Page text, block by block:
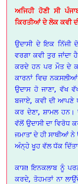
ਅਜਿਹੀ ਹੋਣੀ ਸੀ
ਕਿਰਤੀਆਂ ਦੇ ਲੋਕ ਕਵੀ
ਉਦਾਸੀ ਦੇ ਇਕ ਨਿੱਜੀ
ਵਰਗਾ ਕਵੀ ਤੁਰ ਜਾਂਦਾ
ਕਰਦੇ ਹਨ ਪਰ ਮੌਤ ਦੇ
ਕਾਰਨਾਂ ਵਿਚ
ਉਦਾਸ ਹੋ ਜਾਣਾ, ਵੱਖ
ਬਜਾਏ, ਕਵੀ ਦੀ ਆਪਣੇ
ਕਰ ਦੇਣਾ, ਸ਼ਾਮਲ ਹਨ।
ਵੱਲੋਂ ਉਦਾਸੀ ਦਾ ਵਿਰੋਧ
ਜਮਾਤ’ ਦੇ ਹੀ ਸਾਥੀਆਂ
ਅੰਨ੍ਹੇ ਖੂਹ ਵੱਲ ਧੱਕ
ਕਾਸ਼! ਇਨਕਲਾਬ ਨੂੰ
ਕਰਦੇ, ਤੋਹਮਤਾਂ ਨਾ